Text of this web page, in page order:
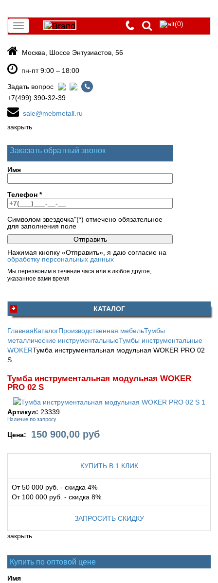
Toggle
navigation
(0)
Москва, Шоссе Энтузиастов, 56
пн-пт 9:00 – 18:00
Задать вопрос
+7(499) 390-32-39
sale@mebmetall.ru
закрыть
Заказать обратный звонок
Имя
Телефон *
Символом звездочка"(*) отмечено обязательное
для заполнения поле
Нажимая кнопку «Отправить», я даю согласие на
обработку персональных данных
Мы перезвоним в течение часа или в любое другое,
указанное вами время
КАТАЛОГ
ГлавнаяКаталогПроизводственная мебельТумбы
металлические инструментальныеТумбы инструментальные
WOKERТумба инструментальная модульная WOKER PRO 02
S
Тумба инструментальная модульная WOKER
PRO 02 S
Артикул: 23339
Наличие по запросу
Цена: 150 900,00 руб
КУПИТЬ В 1 КЛИК
От 50 000 руб. - скидка 4%
От 100 000 руб. - скидка 8%
ЗАПРОСИТЬ СКИДКУ
закрыть
Купить по оптовой цене
Имя